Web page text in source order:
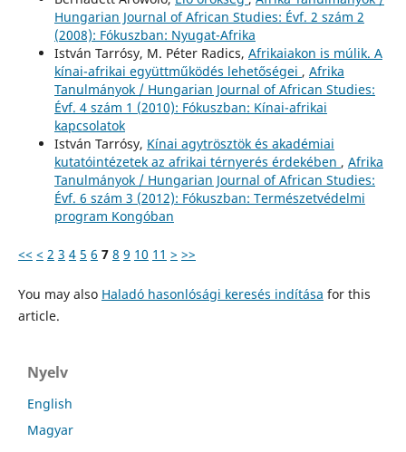
Hungarian Journal of African Studies: Évf. 2 szám 2
(2008): Fókuszban: Nyugat-Afrika
István Tarrósy, M. Péter Radics, Afrikaiakon is múlik. A
kínai-afrikai együttműködés lehetőségei , Afrika
Tanulmányok / Hungarian Journal of African Studies:
Évf. 4 szám 1 (2010): Fókuszban: Kínai-afrikai
kapcsolatok
István Tarrósy, Kínai agytrösztök és akadémiai
kutatóintézetek az afrikai térnyerés érdekében , Afrika
Tanulmányok / Hungarian Journal of African Studies:
Évf. 6 szám 3 (2012): Fókuszban: Természetvédelmi
program Kongóban
<< < 2 3 4 5 6 7 8 9 10 11 > >>
You may also Haladó hasonlósági keresés indítása for this
article.
Nyelv
English
Magyar